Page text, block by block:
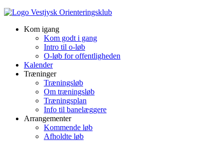
Kom igang
Kom godt i gang
Intro til o-løb
O-løb for offentligheden
Kalender
Træninger
Træningsløb
Om træningsløb
Træningsplan
Info til banelæggere
Arrangementer
Kommende løb
Afholdte løb